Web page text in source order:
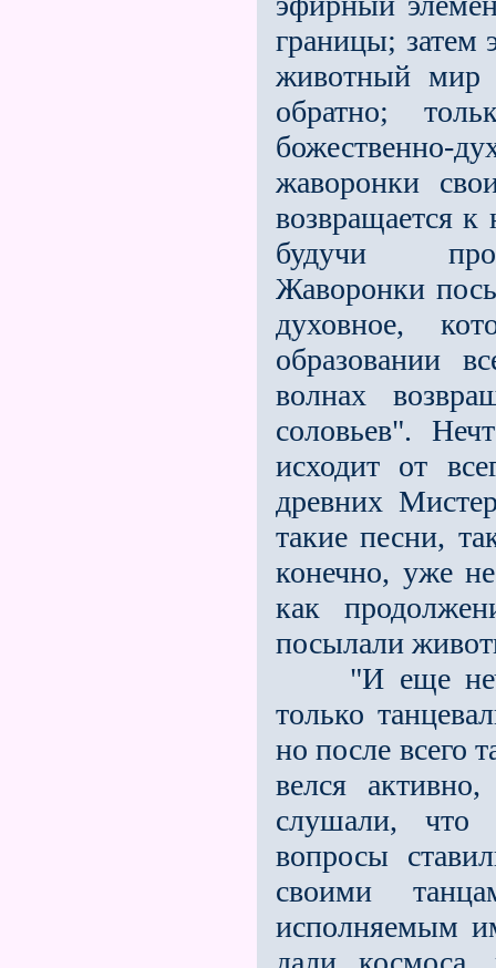
границы; затем
животный мир
обратно;
божественно-
жаворонки
возвращается
будучи
Жаворонки
духовное,
образовании
волнах
соловьев".
исходит от
древних
такие песни,
конечно, уже
как
посылали
"И еще нечто
только
но после всего
велся
слушали, что
вопросы
своими
исполняемым